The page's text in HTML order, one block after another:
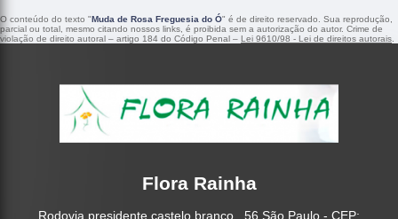
O conteúdo do texto "Muda de Rosa Freguesia do Ó" é de direito reservado. Sua reprodução,
parcial ou total, mesmo citando nossos links, é proibida sem a autorização do autor. Crime de
violação de direito autoral – artigo 184 do Código Penal – Lei 9610/98 - Lei de direitos autorais
Flora Rainha
Rodovia presidente castelo branco , 56 São Paulo - CEP: